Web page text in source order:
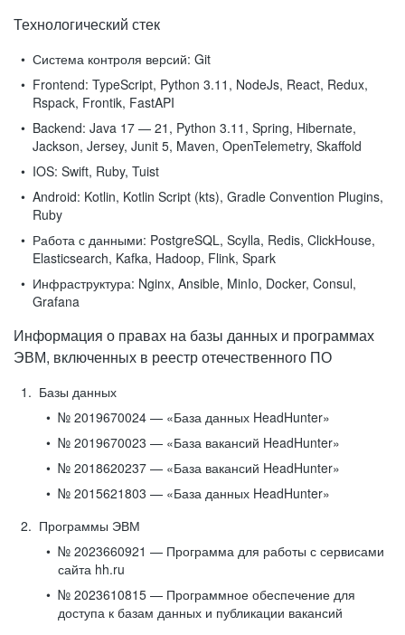
Технологический стек
Система контроля версий: Git
Frontend: TypeScript, Python 3.11, NodeJs, React, Redux,
Rspack, Frontik, FastAPI
Backend: Java 17 — 21, Python 3.11, Spring, Hibernate,
Jackson, Jersey, Junit 5, Maven, OpenTelemetry, Skaffold
IOS: Swift, Ruby, Tuist
Android: Kotlin, Kotlin Script (kts), Gradle Convention Plugins,
Ruby
Работа с данными: PostgreSQL, Scylla, Redis, ClickHouse,
Elasticsearch, Kafka, Hadoop, Flink, Spark
Инфраструктура: Nginx, Ansible, MinIo, Docker, Consul,
Grafana
Информация о правах на базы данных и программах
ЭВМ, включенных в реестр отечественного ПО
Базы данных
№ 2019670024 — «База данных HeadHunter»
№ 2019670023 — «База вакансий HeadHunter»
№ 2018620237 — «База вакансий HeadHunter»
№ 2015621803 — «База данных HeadHunter»
Программы ЭВМ
№ 2023660921 — Программа для работы с сервисами
сайта hh.ru
№ 2023610815 — Программное обеспечение для
доступа к базам данных и публикации вакансий